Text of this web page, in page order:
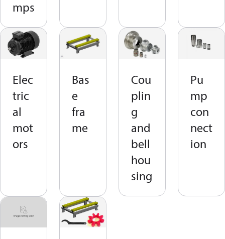
mps
Elec
tric
al
mot
ors
Bas
e
fra
me
Cou
plin
g
and
bell
hou
sing
Pu
mp
con
nect
ion